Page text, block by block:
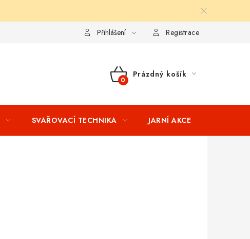
Splátkový prodej Tabulka velikostí oblečení
Přihlášení Registrace
NÁKUPNÍ
Prázdný košík
SVAŘOVACÍ TECHNIKA JARNÍ AKCE